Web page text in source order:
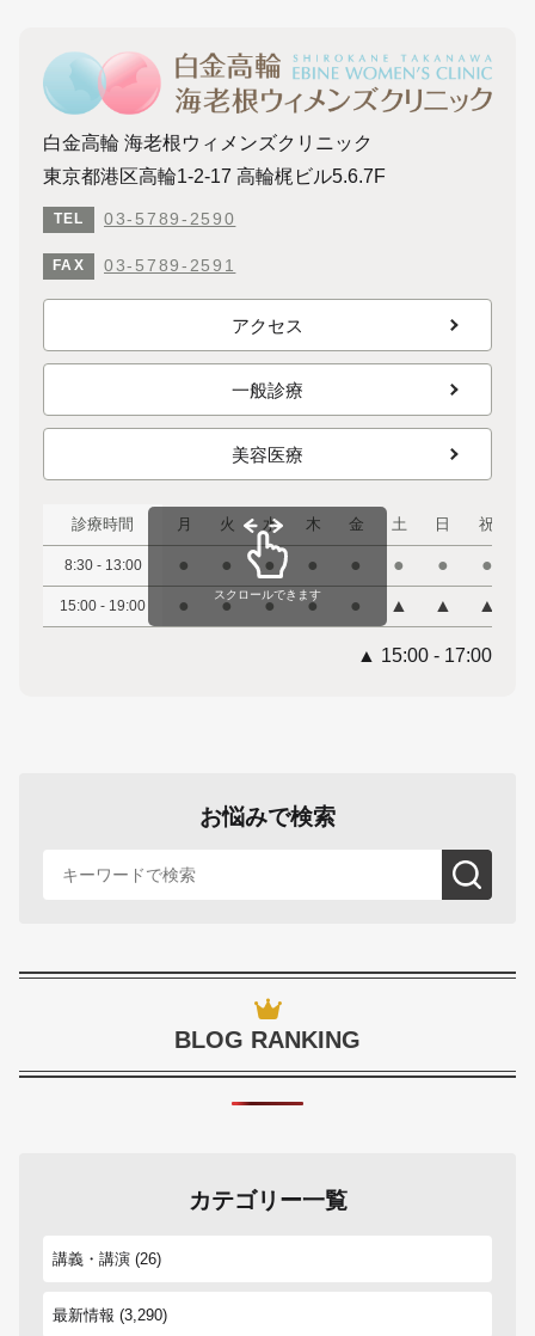
白金高輪 海老根ウィメンズクリニック
東京都港区高輪1-2-17 高輪梶ビル5.6.7F
TEL 03-5789-2590
FAX 03-5789-2591
アクセス
一般診療
美容医療
診療時間 月 火 水 木 金 土 日 祝
8:30 - 13:00 ● ● ● ● ● ● ● ●
15:00 - 19:00 ● ● ● ● ● ▲ ▲ ▲
スクロールできます
▲ 15:00 - 17:00
お悩みで検索
BLOG RANKING
カテゴリー一覧
講義・講演 (26)
最新情報 (3,290)